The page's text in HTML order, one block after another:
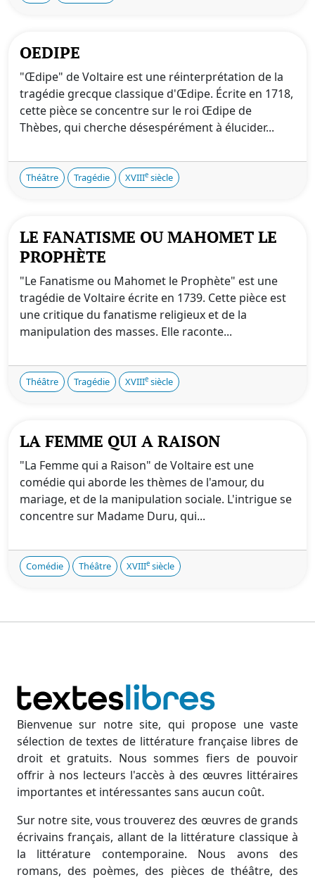
OEDIPE
"Œdipe" de Voltaire est une réinterprétation de la
tragédie grecque classique d'Œdipe. Écrite en 1718,
cette pièce se concentre sur le roi Œdipe de
Thèbes, qui cherche désespérément à élucider...
Théâtre Tragédie XVIIIe siècle
LE FANATISME OU MAHOMET LE
PROPHÈTE
"Le Fanatisme ou Mahomet le Prophète" est une
tragédie de Voltaire écrite en 1739. Cette pièce est
une critique du fanatisme religieux et de la
manipulation des masses. Elle raconte...
Théâtre Tragédie XVIIIe siècle
LA FEMME QUI A RAISON
"La Femme qui a Raison" de Voltaire est une
comédie qui aborde les thèmes de l'amour, du
mariage, et de la manipulation sociale. L'intrigue se
concentre sur Madame Duru, qui...
Comédie Théâtre XVIIIe siècle
Bienvenue sur notre site, qui propose une vaste
sélection de textes de littérature française libres de
droit et gratuits. Nous sommes fiers de pouvoir
offrir à nos lecteurs l'accès à des œuvres littéraires
importantes et intéressantes sans aucun coût.
Sur notre site, vous trouverez des œuvres de grands
écrivains français, allant de la littérature classique à
la littérature contemporaine. Nous avons des
romans, des poèmes, des pièces de théâtre, des